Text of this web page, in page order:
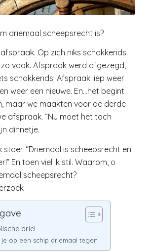
driemaal scheepsrecht is?
Op zich niks schokkends.
vaak. Afspraak werd afgezegd,
schokkends. Afspraak liep weer
weer een nieuwe. En…het begint
maar we maakten voor de derde
afspraak. “Nu moet het toch
dinnetje.
stoer. “Driemaal is scheepsrecht en
En toen viel ik stil. Waarom, o
scheepsrecht?
drie!
op een schip driemaal tegen